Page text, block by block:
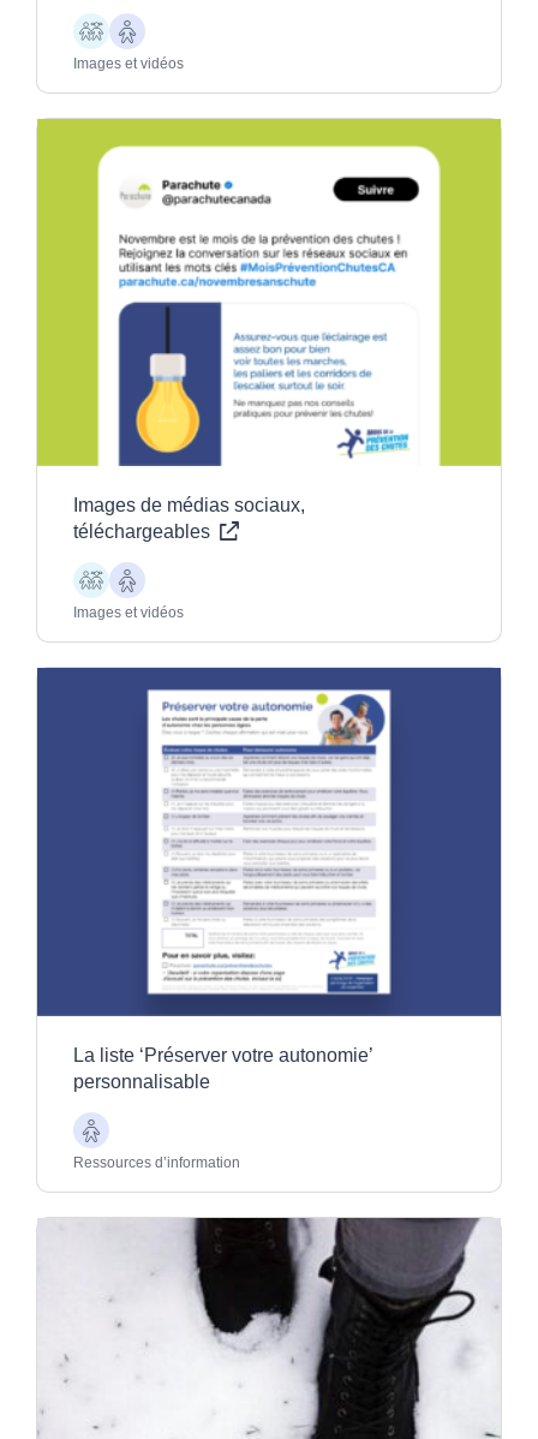
EnfantsAînés
Images et vidéos
Images de médias sociaux,
téléchargeables
EnfantsAînés
Images et vidéos
La liste ‘Préserver votre autonomie’
personnalisable
Aînés
Ressources d’information